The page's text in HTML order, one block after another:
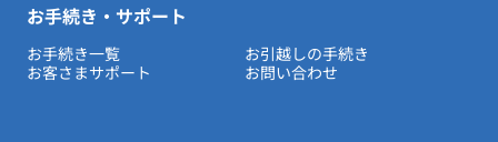
お手続き・サポート
お手続き一覧
お引越しの手続き
お客さまサポート
お問い合わせ